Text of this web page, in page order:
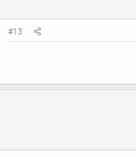
#13